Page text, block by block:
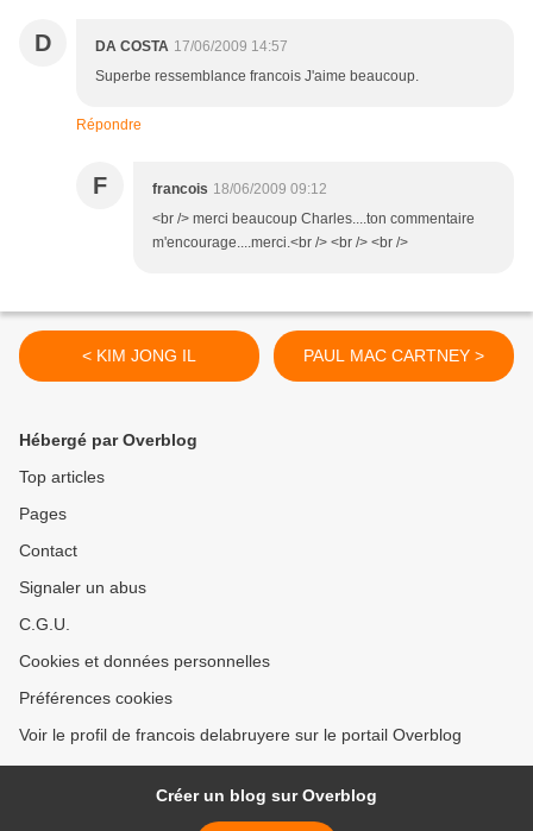
D DA COSTA 17/06/2009 14:57
Superbe ressemblance francois J'aime beaucoup.
Répondre
F francois 18/06/2009 09:12
<br /> merci beaucoup Charles....ton commentaire
m'encourage....merci.<br /> <br /> <br />
< KIM JONG IL PAUL MAC CARTNEY >
Hébergé par Overblog
Top articles
Pages
Contact
Signaler un abus
C.G.U.
Cookies et données personnelles
Préférences cookies
Voir le profil de francois delabruyere sur le portail Overblog
Créer un blog sur Overblog